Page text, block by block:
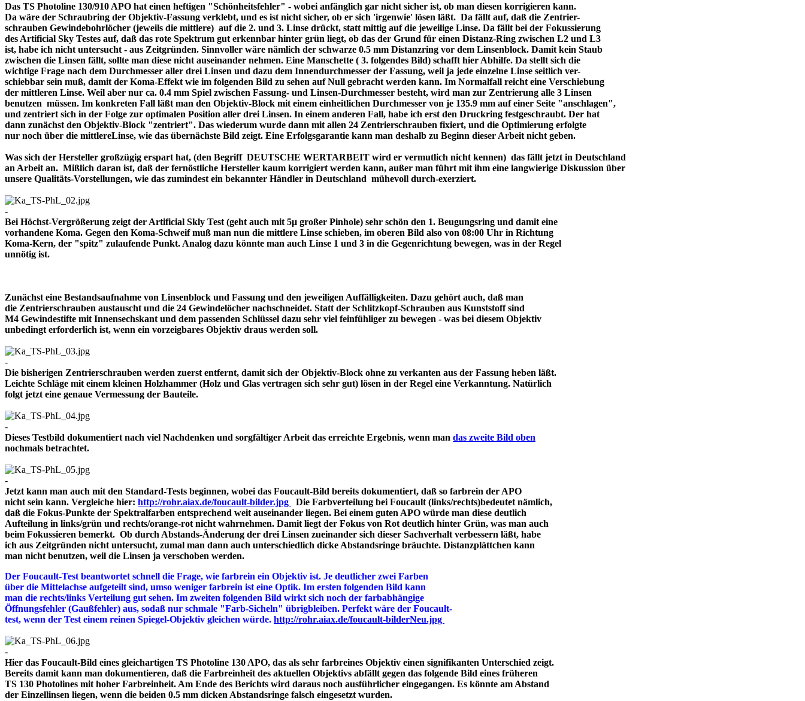
Das TS Photoline 130/910 APO hat einen heftigen "Schönheitsfehler" - wobei anfänglich gar nicht sicher ist, ob man diesen korrigieren kann.
Da wäre der Schraubring der Objektiv-Fassung verklebt, und es ist nicht sicher, ob er sich 'irgenwie' lösen läßt. Da fällt auf, daß die Zentrier-
schrauben Gewindebohrlöcher (jeweils die mittlere) auf die 2. und 3. Linse drückt, statt mittig auf die jeweilige Linse. Da fällt bei der Fokussierung
des Artificial Sky Testes auf, daß das rote Spektrum gut erkennbar hinter grün liegt, ob das der Grund für einen Distanz-Ring zwischen L2 und L3
ist, habe ich nicht untersucht - aus Zeitgründen. Sinnvoller wäre nämlich der schwarze 0.5 mm Distanzring vor dem Linsenblock. Damit kein Staub
zwischen die Linsen fällt, sollte man diese nicht auseinander nehmen. Eine Manschette ( 3. folgendes Bild) schafft hier Abhilfe. Da stellt sich die
wichtige Frage nach dem Durchmesser aller drei Linsen und dazu dem Innendurchmesser der Fassung, weil ja jede einzelne Linse seitlich ver-
schiebbar sein muß, damit der Koma-Effekt wie im folgenden Bild zu sehen auf Null gebracht werden kann. Im Normalfall reicht eine Verschiebung
der mittleren Linse. Weil aber nur ca. 0.4 mm Spiel zwischen Fassung- und Linsen-Durchmesser besteht, wird man zur Zentrierung alle 3 Linsen
benutzen müssen. Im konkreten Fall läßt man den Objektiv-Block mit einem einheitlichen Durchmesser von je 135.9 mm auf einer Seite "anschlagen",
und zentriert sich in der Folge zur optimalen Position aller drei Linsen. In einem anderen Fall, habe ich erst den Druckring festgeschraubt. Der hat
dann zunächst den Objektiv-Block "zentriert". Das wiederum wurde dann mit allen 24 Zentrierschrauben fixiert, und die Optimierung erfolgte
nur noch über die mittlereLinse, wie das übernächste Bild zeigt. Eine Erfolgsgarantie kann man deshalb zu Beginn dieser Arbeit nicht geben.
Was sich der Hersteller großzügig erspart hat, (den Begriff DEUTSCHE WERTARBEIT wird er vermutlich nicht kennen) das fällt jetzt in Deutschland
an Arbeit an. Mißlich daran ist, daß der fernöstliche Hersteller kaum korrigiert werden kann, außer man führt mit ihm eine langwierige Diskussion über
unsere Qualitäts-Vorstellungen, wie das zumindest ein bekannter Händler in Deutschland mühevoll durch-exerziert.
-
Bei Höchst-Vergrößerung zeigt der Artificial Skly Test (geht auch mit 5µ großer Pinhole) sehr schön den 1. Beugungsring und damit eine
vorhandene Koma. Gegen den Koma-Schweif muß man nun die mittlere Linse schieben, im oberen Bild also von 08:00 Uhr in Richtung
Koma-Kern, der "spitz" zulaufende Punkt. Analog dazu könnte man auch Linse 1 und 3 in die Gegenrichtung bewegen, was in der Regel
unnötig ist.
Zunächst eine Bestandsaufnahme von Linsenblock und Fassung und den jeweiligen Auffälligkeiten. Dazu gehört auch, daß man
die Zentrierschrauben austauscht und die 24 Gewindelöcher nachschneidet. Statt der Schlitzkopf-Schrauben aus Kunststoff sind
M4 Gewindestifte mit Innensechskant und dem passenden Schlüssel dazu sehr viel feinfühliger zu bewegen - was bei diesem Objektiv
unbedingt erforderlich ist, wenn ein vorzeigbares Objektiv draus werden soll.
-
Die bisherigen Zentrierschrauben werden zuerst entfernt, damit sich der Objektiv-Block ohne zu verkanten aus der Fassung heben läßt.
Leichte Schläge mit einem kleinen Holzhammer (Holz und Glas vertragen sich sehr gut) lösen in der Regel eine Verkanntung. Natürlich
folgt jetzt eine genaue Vermessung der Bauteile.
-
Dieses Testbild dokumentiert nach viel Nachdenken und sorgfältiger Arbeit das erreichte Ergebnis, wenn man das zweite Bild oben
nochmals betrachtet.
-
Jetzt kann man auch mit den Standard-Tests beginnen, wobei das Foucault-Bild bereits dokumentiert, daß so farbrein der APO
nicht sein kann. Vergleiche hier: http://rohr.aiax.de/foucault-bilder.jpg
Die Farbverteilung bei Foucault (links/rechts)bedeutet nämlich,
daß die Fokus-Punkte der Spektralfarben entsprechend weit auseinander liegen. Bei einem guten APO würde man diese deutlich
Aufteilung in links/grün und rechts/orange-rot nicht wahrnehmen. Damit liegt der Fokus von Rot deutlich hinter Grün, was man auch
beim Fokussieren bemerkt. Ob durch Abstands-Änderung der drei Linsen zueinander sich dieser Sachverhalt verbessern läßt, habe
ich aus Zeitgründen nicht untersucht, zumal man dann auch unterschiedlich dicke Abstandsringe bräuchte. Distanzplättchen kann
man nicht benutzen, weil die Linsen ja verschoben werden.
Der Foucault-Test beantwortet schnell die Frage, wie farbrein ein Objektiv ist. Je deutlicher zwei Farben
über die Mittelachse aufgeteilt sind, umso weniger farbrein ist eine Optik. Im ersten folgenden Bild kann
man die rechts/links Verteilung gut sehen. Im zweiten folgenden Bild wirkt sich noch der farbabhängige
Öffnungsfehler (Gaußfehler) aus, sodaß nur schmale "Farb-Sicheln" übrigbleiben. Perfekt wäre der Foucault-
test, wenn der Test einem reinen Spiegel-Objektiv gleichen würde. http://rohr.aiax.de/foucault-bilderNeu.jpg
-
Hier das Foucault-Bild eines gleichartigen TS Photoline 130 APO, das als sehr farbreines Objektiv einen signifikanten Unterschied zeigt.
Bereits damit kann man dokumentieren, daß die Farbreinheit des aktuellen Objektivs abfällt gegen das folgende Bild eines früheren
TS 130 Photolines mit hoher Farbreinheit. Am Ende des Berichts wird daraus noch ausführlicher eingegangen. Es könnte am Abstand
der Einzellinsen liegen, wenn die beiden 0.5 mm dicken Abstandsringe falsch eingesetzt wurden.